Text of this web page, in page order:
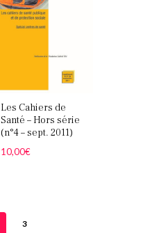
Les Cahiers de
Santé – Hors série
(n°4 – sept. 2011)
10,00€
3